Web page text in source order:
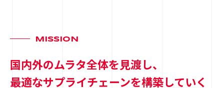
MISSION
国内外のムラタ全体を見渡し、
最適なサプライチェーンを構築していく